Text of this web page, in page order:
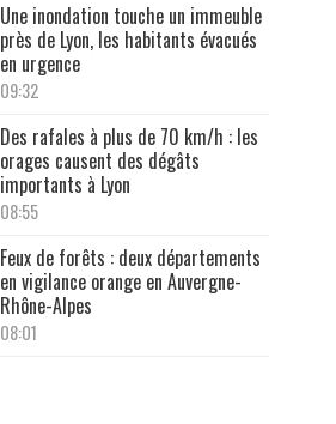
Une inondation touche un immeuble
près de Lyon, les habitants évacués
en urgence
09:32
Des rafales à plus de 70 km/h : les
orages causent des dégâts
importants à Lyon
08:55
Feux de forêts : deux départements
en vigilance orange en Auvergne-
Rhône-Alpes
08:01